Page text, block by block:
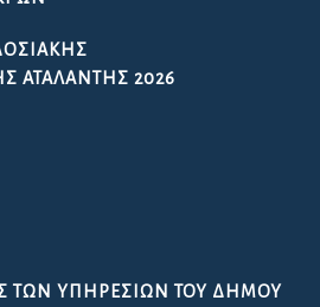
ΑΤΑΛΆΝΤΗΣ 2026
ΤΩΝ ΥΠΗΡΕΣΙΏΝ ΤΟΥ ΔΉΜΟΥ